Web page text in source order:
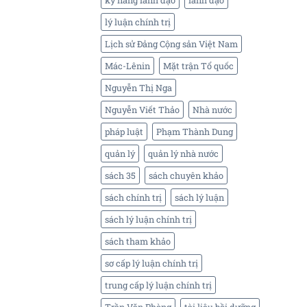
lý luận chính trị
Lịch sử Đảng Cộng sản Việt Nam
Mác-Lênin
Mặt trận Tổ quốc
Nguyễn Thị Nga
Nguyễn Viết Thảo
Nhà nước
pháp luật
Phạm Thành Dung
quản lý
quản lý nhà nước
sách 35
sách chuyên khảo
sách chính trị
sách lý luận
sách lý luận chính trị
sách tham khảo
sơ cấp lý luận chính trị
trung cấp lý luận chính trị